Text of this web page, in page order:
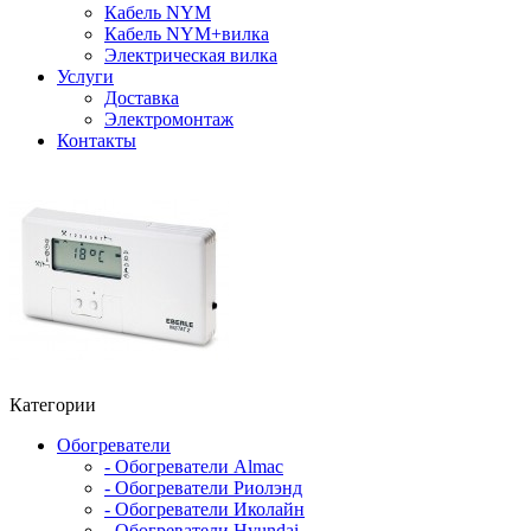
Кабель NYM
Кабель NYM+вилка
Электрическая вилка
Услуги
Доставка
Электромонтаж
Контакты
Категории
Обогреватели
- Обогреватели Almac
- Обогреватели Риолэнд
- Обогреватели Иколайн